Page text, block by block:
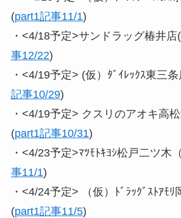
(part1記事11/1)
・<4/18予定>サンドラッグ椿井店
事12/22)
・<4/19予定> (仮）ﾀﾞｲﾚｯｸｽ東三
記事10/29)
・<4/19予定> クスリのアオキ高
(part1記事10/31)
・<4/23予定>ﾏﾂﾓﾄｷﾖｼ松戸二ツ木
事11/1)
・<4/24予定> （仮）ﾄﾞﾗｯｸﾞｽﾄｱﾓ
(part1記事11/5)